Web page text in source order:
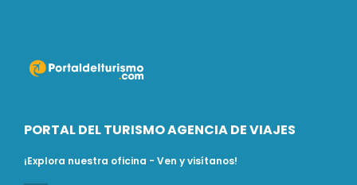
PORTAL DEL TURISMO AGENCIA DE VIAJES
¡Explora nuestra oficina - Ven y visítanos!